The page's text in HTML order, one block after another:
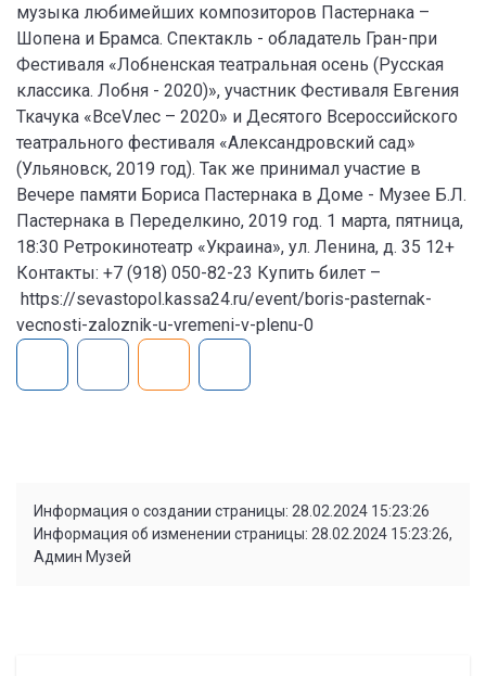
музыка любимейших композиторов Пастернака –
Шопена и Брамса. Спектакль - обладатель Гран-при
Фестиваля «Лобненская театральная осень (Русская
классика. Лобня - 2020)», участник Фестиваля Евгения
Ткачука «ВсеVлес – 2020» и Десятого Всероссийского
театрального фестиваля «Александровский сад»
(Ульяновск, 2019 год). Так же принимал участие в
Вечере памяти Бориса Пастернака в Доме - Музее Б.Л.
Пастернака в Переделкино, 2019 год. 1 марта, пятница,
18:30 Ретрокинотеатр «Украина», ул. Ленина, д. 35 12+
Контакты: +7 (918) 050-82-23 Купить билет –
https://sevastopol.kassa24.ru/event/boris-pasternak-
vecnosti-zaloznik-u-vremeni-v-plenu-0
Информация о создании страницы: 28.02.2024 15:23:26
Информация об изменении страницы: 28.02.2024 15:23:26,
Админ Музей